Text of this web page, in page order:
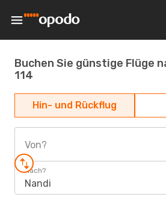
Buchen Sie günstige Flüge
114
Hin- und Rückflug
Von?
Nach?
Nandi